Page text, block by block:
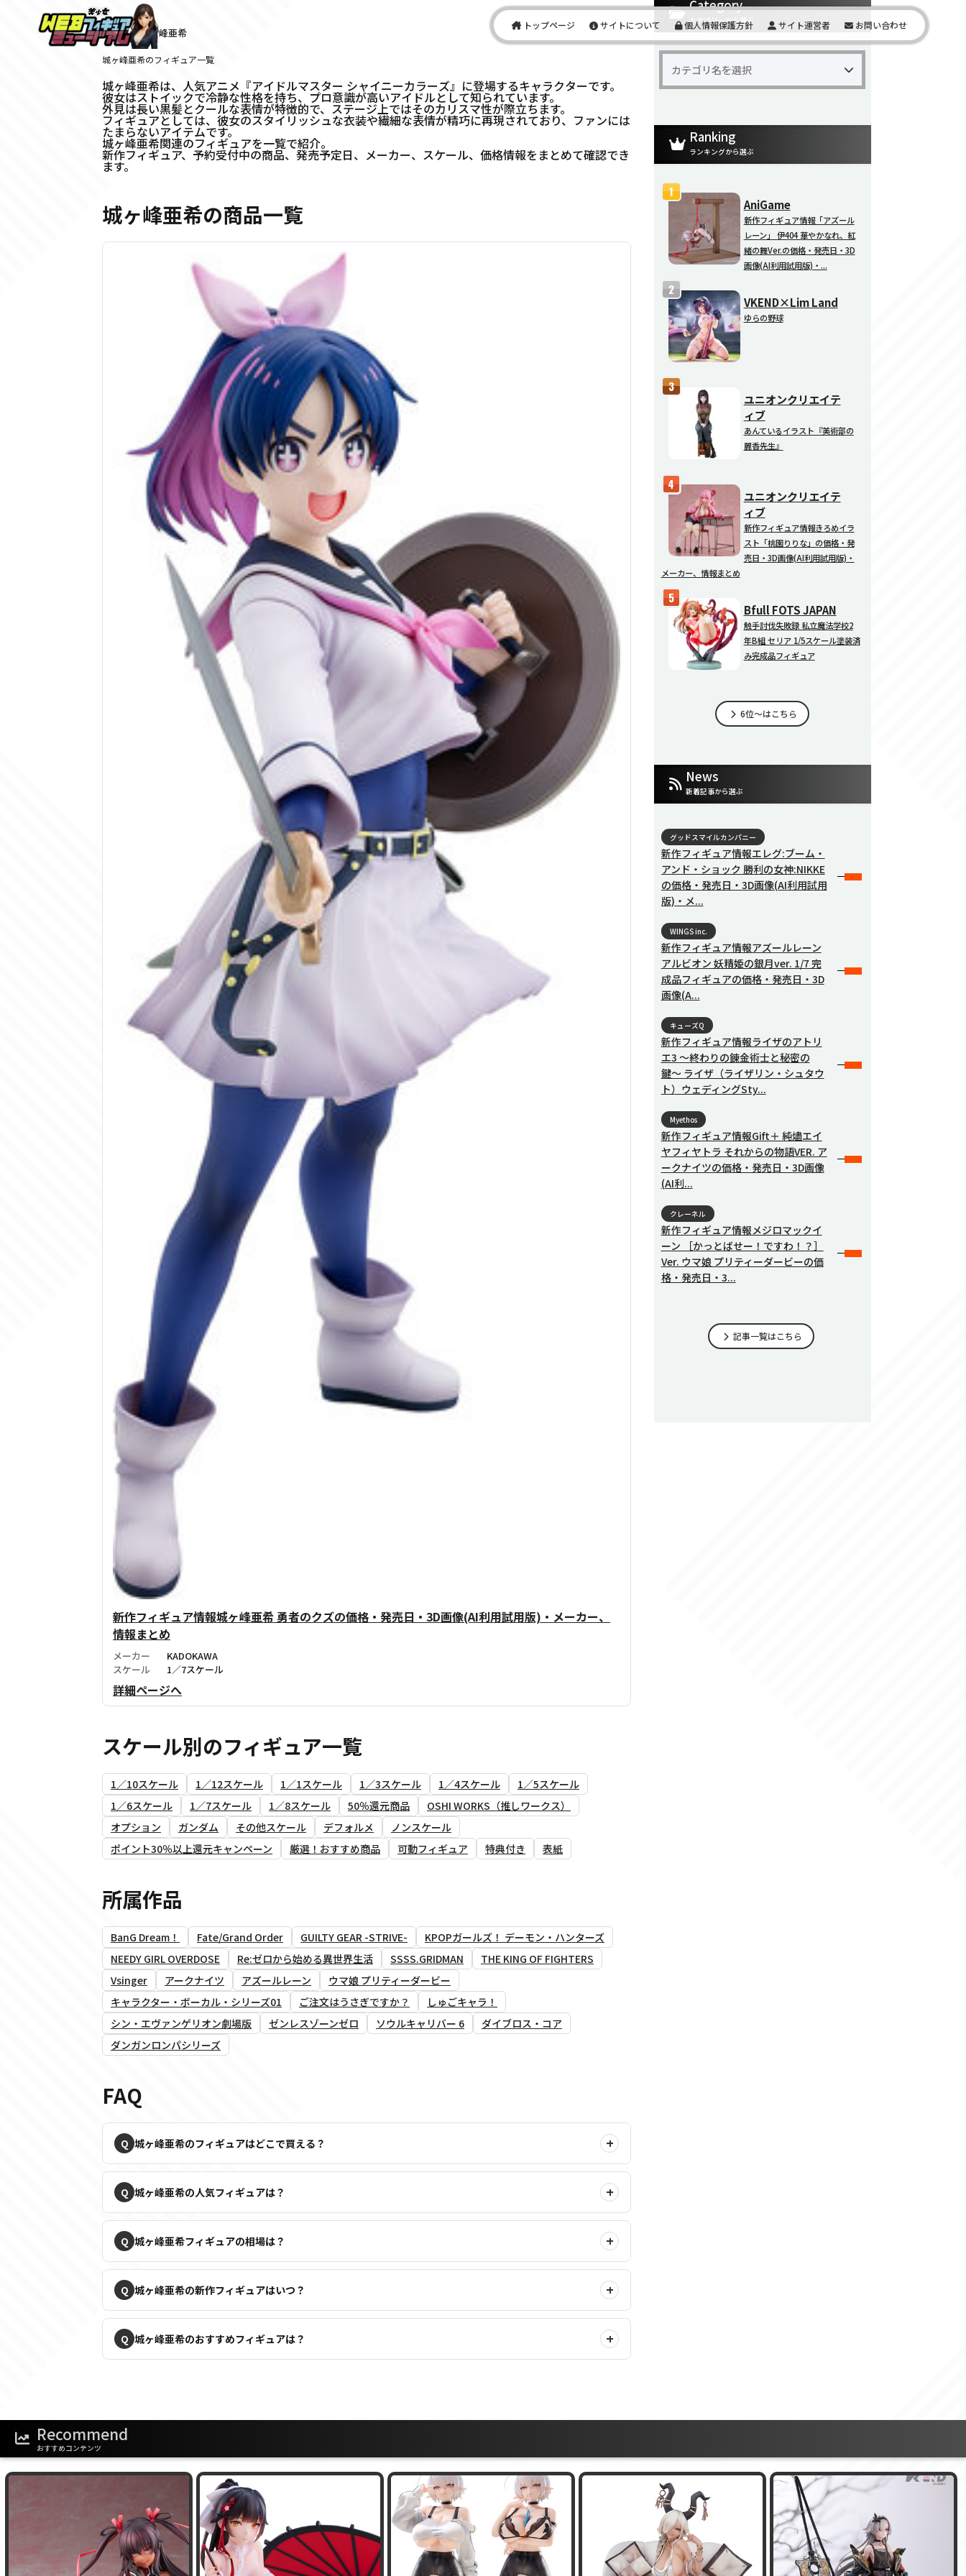
トップページ サイトについて 個人情報保護方針 サイト運営者 お問い合わせ
ホーム>城ヶ峰亜希
城ヶ峰亜希のフィギュア一覧
城ヶ峰亜希は、人気アニメ『アイドルマスター シャイニーカラーズ』に登場するキャラクターです。
彼女はストイックで冷静な性格を持ち、プロ意識が高いアイドルとして知られています。
外見は長い黒髪とクールな表情が特徴的で、ステージ上ではそのカリスマ性が際立ちます。
フィギュアとしては、彼女のスタイリッシュな衣装や繊細な表情が精巧に再現されており、ファンには
たまらないアイテムです。
城ヶ峰亜希関連のフィギュアを一覧で紹介。
新作フィギュア、予約受付中の商品、発売予定日、メーカー、スケール、価格情報をまとめて確認でき
ます。
城ヶ峰亜希の商品一覧
新作フィギュア情報城ヶ峰亜希 勇者のクズの価格・発売日・3D画像(AI利用試用版)・メーカー、
情報まとめ
メーカー
KADOKAWA
スケール
1／7スケール
詳細ページへ
スケール別のフィギュア一覧
1／10スケール 1／12スケール 1／1スケール 1／3スケール 1／4スケール
1／5スケール
1／6スケール
1／7スケール 1／8スケール 50％還元商品
OSHI WORKS（推しワークス）
オプション
ガンダム その他スケール デフォルメ
ノンスケール
ポイント30％以上還元キャンペーン
厳選！おすすめ商品 可動フィギュア 特典付き 表紙
所属作品
BanG Dream！ Fate/Grand Order GUILTY GEAR -STRIVE-
KPOPガールズ！ デーモン・ハンターズ
NEEDY GIRL OVERDOSE
Re:ゼロから始める異世界生活 SSSS.GRIDMAN
THE KING OF FIGHTERS
Vsinger
アークナイツ アズールレーン
ウマ娘 プリティーダービー
キャラクター・ボーカル・シリーズ01
ご注文はうさぎですか？
しゅごキャラ！
シン・エヴァンゲリオン劇場版
ゼンレスゾーンゼロ ソウルキャリバー 6
ダイブロス・コア
ダンガンロンパシリーズ
FAQ
城ヶ峰亜希のフィギュアはどこで買える？
城ヶ峰亜希の人気フィギュアは？
城ヶ峰亜希フィギュアの相場は？
城ヶ峰亜希の新作フィギュアはいつ？
城ヶ峰亜希のおすすめフィギュアは？
Category
カテゴリーから選ぶ
Ranking
ランキングから選ぶ
AniGame
新作フィギュア情報「アズール
レーン」 伊404 華やかなれ、紅
緒の舞Ver.の価格・発売日・3D
画像(AI利用試用版)・...
VKEND×Lim Land
ゆらの野球
ユニオンクリエイテ
ィブ
あんているイラスト『美術部の
麗香先生』
ユニオンクリエイテ
ィブ
新作フィギュア情報きろめイラ
スト「桃園りりな」の価格・発
売日・3D画像(AI利用試用版)・
メーカー、情報まとめ
Bfull FOTS JAPAN
触手討伐失敗録 私立魔法学校2
年B組 セリア 1/5スケール塗装済
み完成品フィギュア
6位～はこちら
News
新着記事から選ぶ
グッドスマイルカンパニー
新作フィギュア情報エレグ:ブーム・
アンド・ショック 勝利の女神:NIKKE
の価格・発売日・3D画像(AI利用試用
版)・メ...
WINGS inc.
新作フィギュア情報アズールレーン
アルビオン 妖精姫の銀月ver. 1/7 完
成品フィギュアの価格・発売日・3D
画像(A...
キューズQ
新作フィギュア情報ライザのアトリ
エ3 〜終わりの錬金術士と秘密の
鍵〜 ライザ（ライザリン・シュタウ
ト）ウェディングSty...
Myethos
新作フィギュア情報Gift＋ 純燼エイ
ヤフィヤトラ それからの物語VER. ア
ークナイツの価格・発売日・3D画像
(AI利...
クレーネル
新作フィギュア情報メジロマックイ
ーン ［かっとばせー！ですわ！？］
Ver. ウマ娘 プリティーダービーの価
格・発売日・3...
記事一覧はこちら
Recommend
おすすめコンテンツ